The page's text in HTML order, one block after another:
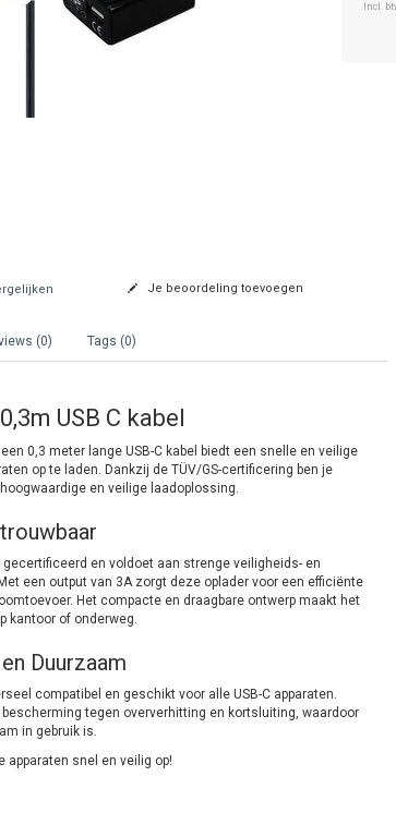
Incl.
Je beoordeling toevoegen
(0) Tags (0)
USB C kabel
0,3 meter lange USB-C kabel biedt een snelle en veilige
op te laden. Dankzij de TÜV/GS-certificering ben je
en veilige laadoplossing.
gecertificeerd en voldoet aan strenge veiligheids- en
een output van 3A zorgt deze oplader voor een efficiënte
Het compacte en draagbare ontwerp maakt het
kantoor of onderweg.
Duurzaam
compatibel en geschikt voor alle USB-C apparaten.
bescherming tegen oververhitting en kortsluiting, waardoor
in gebruik is.
apparaten snel en veilig op!